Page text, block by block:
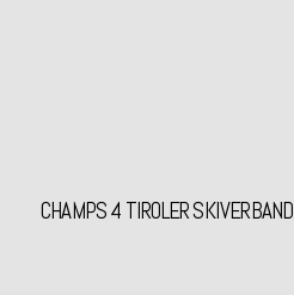
CHAMPS 4 TIROLER SKIVERBAND